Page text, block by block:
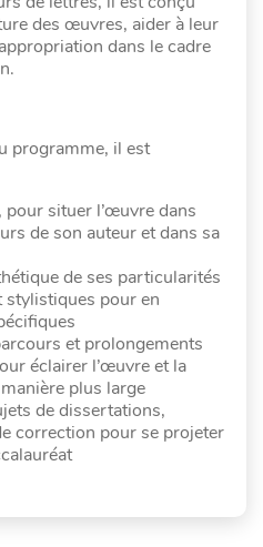
des œuvres, aider à leur
dans le cadre
programme, il est
pour situer l’œuvre dans
de son auteur et dans sa
de ses particularités
pour en
et prolongements
éclairer l’œuvre et la
plus large
de dissertations,
correction pour se projeter